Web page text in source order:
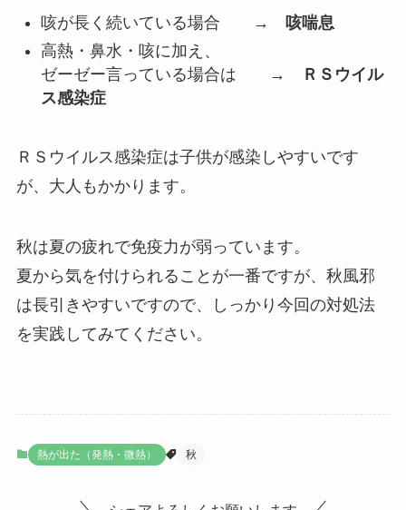
咳が長く続いている場合 → 咳喘息
高熱・鼻水・咳に加え、
ゼーゼー言っている場合は →
ＲＳウイル
ス感染症
ＲＳウイルス感染症は子供が感染しやすいです
が、大人もかかります。
秋は夏の疲れで免疫力が弱っています。
夏から気を付けられることが一番ですが、秋風邪
は長引きやすいですので、しっかり今回の対処法
を実践してみてください。
熱が出た（発熱・微熱） 秋